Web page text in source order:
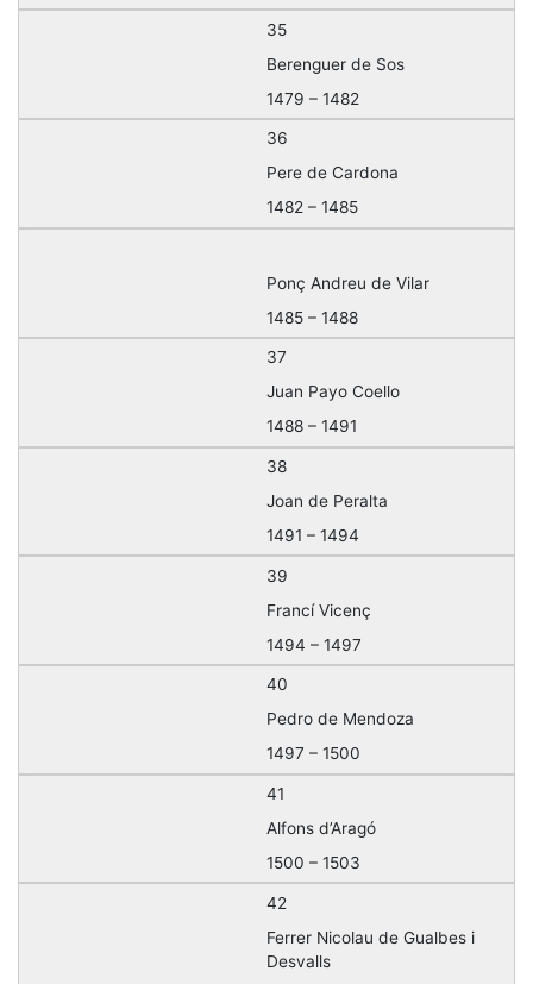
35
Berenguer de Sos
1479 – 1482
36
Pere de Cardona
1482 – 1485
Ponç Andreu de Vilar
1485 – 1488
37
Juan Payo Coello
1488 – 1491
38
Joan de Peralta
1491 – 1494
39
Francí Vicenç
1494 – 1497
40
Pedro de Mendoza
1497 – 1500
41
Alfons d’Aragó
1500 – 1503
42
Ferrer Nicolau de Gualbes i
Desvalls